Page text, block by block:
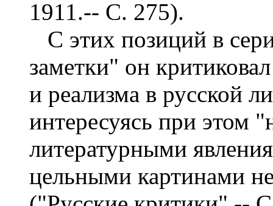
1911.-- С. 275).
С этих позиций в
заметки" он
и реализма в русской
интересуясь при этом
литературными
цельными картинами